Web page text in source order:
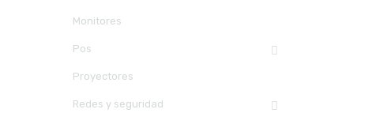
Monitores
Pos
Proyectores
Redes y seguridad